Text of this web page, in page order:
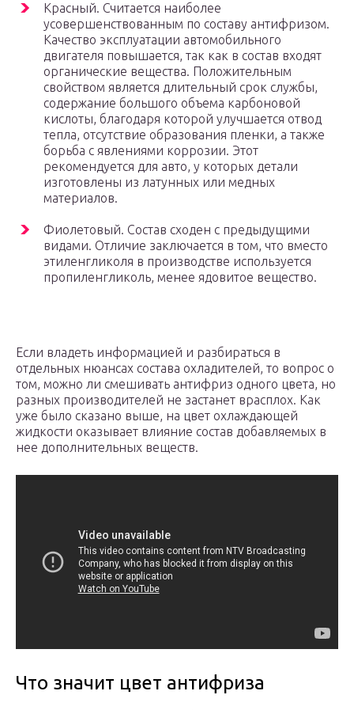
Красный. Считается наиболее
усовершенствованным по составу антифризом.
Качество эксплуатации автомобильного
двигателя повышается, так как в состав входят
органические вещества. Положительным
свойством является длительный срок службы,
содержание большого объема карбоновой
кислоты, благодаря которой улучшается отвод
тепла, отсутствие образования пленки, а также
борьба с явлениями коррозии. Этот
рекомендуется для авто, у которых детали
изготовлены из латунных или медных
материалов.
Фиолетовый. Состав сходен с предыдущими
видами. Отличие заключается в том, что вместо
этиленгликоля в производстве используется
пропиленгликоль, менее ядовитое вещество.
Если владеть информацией и разбираться в
отдельных нюансах состава охладителей, то вопрос о
том, можно ли смешивать антифриз одного цвета, но
разных производителей не застанет врасплох. Как
уже было сказано выше, на цвет охлаждающей
жидкости оказывает влияние состав добавляемых в
нее дополнительных веществ.
Что значит цвет антифриза